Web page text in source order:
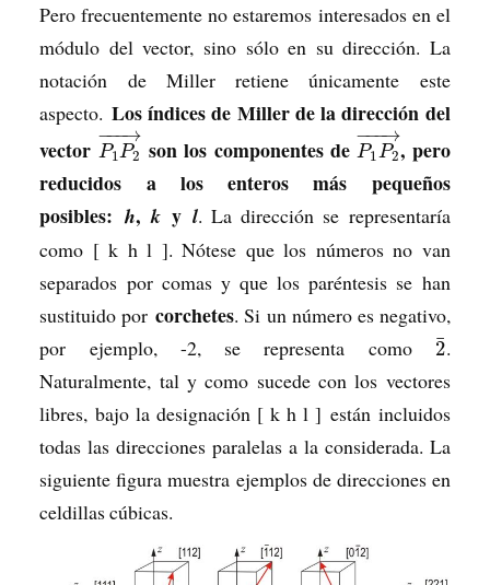
Pero frecuentemente no estaremos interesados en el
módulo del vector, sino sólo en su dirección. La
notación de Miller retiene únicamente este
aspecto. Los índices de Miller de la dirección del
vector P1P2
− →
−−
son los componentes de P1P2
− →
−−
, pero
reducidos a los enteros más pequeños
posibles: h,kyl. La dirección se representaría
como [ k h l ]. Nótese que los números no van
separados por comas y que los paréntesis se han
sustituido porcorchetes. Si un número es negativo,
por ejemplo, -2, se representa como 2
¯.
Naturalmente, tal y como sucede con los vectores
libres, bajo la designación [ k h l ] están incluidos
todas las direcciones paralelas a la considerada. La
siguiente figura muestra ejemplos de direcciones en
celdillas cúbicas.